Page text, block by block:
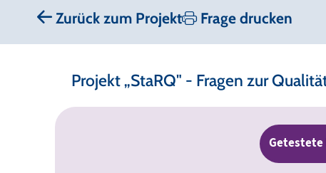
Zurück zum Projekt Frage drucken
Projekt „StaRQ" - Fragen zur